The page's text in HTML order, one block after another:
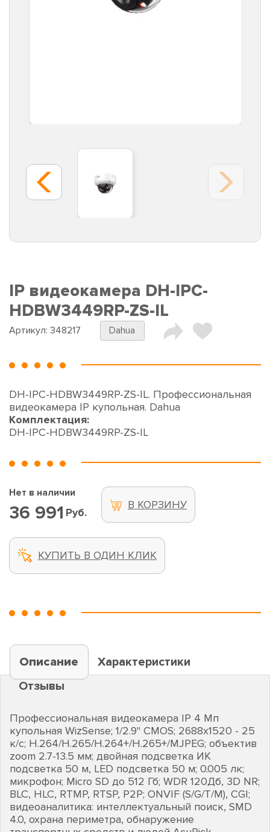
IP видеокамера DH-IPC-
HDBW3449RP-ZS-IL
Артикул: 348217 Dahua
DH-IPC-HDBW3449RP-ZS-IL. Профессиональная
видеокамера IP купольная. Dahua
Комплектация:
DH-IPC-HDBW3449RP-ZS-IL
Нет в наличии
36 991 Руб.
В КОРЗИНУ
КУПИТЬ В ОДИН КЛИК
Описание
Характеристики
Отзывы
Профессиональная видеокамера IP 4 Мп
купольная WizSense; 1/2.9" CMOS; 2688х1520 - 25
к/с; H.264/H.265/H.264+/H.265+/MJPEG; объектив
zoom 2.7-13.5 мм; двойная подсветка ИК
подсветка 50 м, LED подсветка 50 м; 0.005 лк;
микрофон; Micro SD до 512 Гб; WDR 120Дб, 3D NR;
BLC, HLC, RTMP, RTSP, P2P; ONVIF (S/G/T/М), CGI;
видеоаналитика: интеллектуальный поиск, SMD
4.0, охрана периметра, обнаружение